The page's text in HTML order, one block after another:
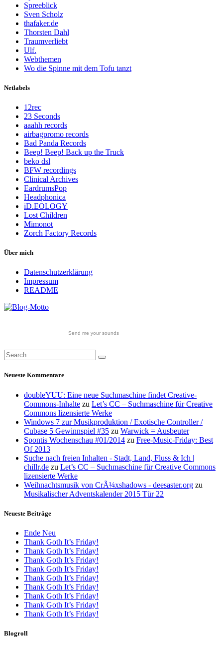
Spreeblick
Sven Scholz
thafaker.de
Thorsten Dahl
Traumverliebt
Ulf.
Webthemen
Wo die Spinne mit dem Tofu tanzt
Netlabels
12rec
23 Seconds
aaahh records
airbagpromo records
Bad Panda Records
Beep! Beep! Back up the Truck
beko dsl
BFW recordings
Clinical Archives
EardrumsPop
Headphonica
iD.EOLOGY
Lost Children
Mimonot
Zorch Factory Records
Über mich
Datenschutzerklärung
Impressum
README
Send me your sounds
Neueste Kommentare
doubleYUU: Eine neue Suchmaschine findet Creative-
Commons-Inhalte zu Let’s CC – Suchmaschine für Creative
Commons lizensierte Werke
Windows 7 zur Musikproduktion / Exotische Controller /
Cubase 5 Gewinnspiel #35 zu Warwick = Ausbeuter
Spontis Wochenschau #01/2014 zu Free-Music-Friday: Best
Of 2013
Suche nach freien Inhalten - Stadt, Land, Fluss & Ich |
chillr.de zu Let’s CC – Suchmaschine für Creative Commons
lizensierte Werke
Weihnachtsmusik von CrÃ¼xshadows - deesaster.org zu
Musikalischer Adventskalender 2015 Tür 22
Neueste Beiträge
Ende Neu
Thank Goth It’s Friday!
Thank Goth It’s Friday!
Thank Goth It’s Friday!
Thank Goth It’s Friday!
Thank Goth It’s Friday!
Thank Goth It’s Friday!
Thank Goth It’s Friday!
Thank Goth It’s Friday!
Thank Goth It’s Friday!
Blogroll